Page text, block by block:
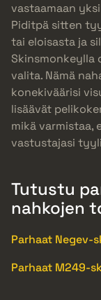
vastaamaan
Piditpä sitten
tai eloisasta ja
Skinsmonkeylla
valita. Nämä
konekiväärisi
lisäävät
mikä
vastustajasi
Tutustu
nahkojen
Parhaat Negev-
Parhaat M249-